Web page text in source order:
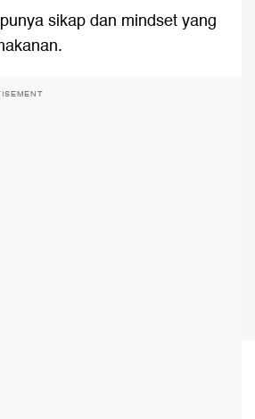
sikap dan mindset yang